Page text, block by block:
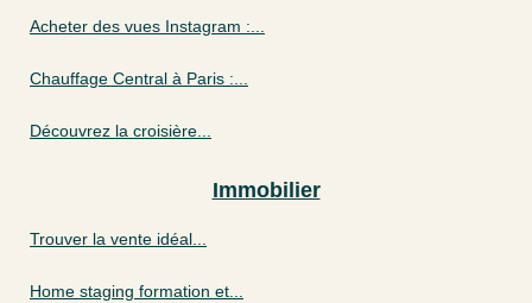
Acheter des vues Instagram :...
Chauffage Central à Paris :...
Découvrez la croisière...
Immobilier
Trouver la vente idéal...
Home staging formation et...